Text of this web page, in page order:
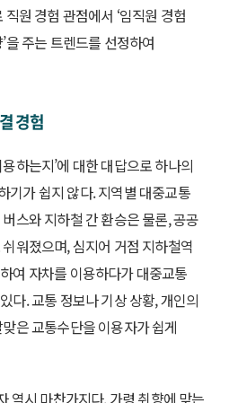
원 경험 관점에서 ‘임직원 경험
을 주는 트렌드를 선정하여
경험
하는지’에 대한 대답으로 하나의
기가 쉽지 않다. 지역별 대중교통
스와 지하철 간 환승은 물론, 공공
워졌으며, 심지어 거점 지하철역
여 자차를 이용하다가 대중교통
다. 교통 정보나 기상 상황, 개인의
은 교통수단을 이용자가 쉽게
역시 마찬가지다. 가령 취향에 맞는